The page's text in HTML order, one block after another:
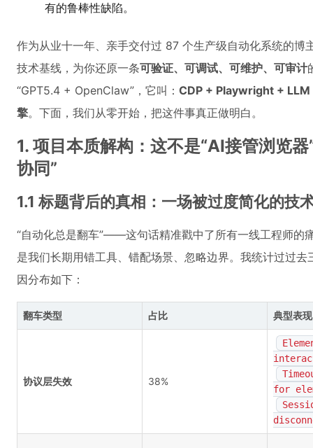
有的鲁棒性缺陷。
作为从业十一年、亲手交付过 87 个生产级自动化系统的博
技术基线，为你还原一条可验证、可调试、可维护、可审计
“GPT5.4 + OpenClaw”，它叫： CDP + Playwright +
擎。下面，我们从零开始，把这件事真正做明白。
1. 项目本质解构：这不是“AI接管浏览
协同”
1.1 标题背后的真相：一场被过度简化的技
“自动化总是翻车”——这句话精准戳中了所有一线工程师的
是我们长期用错工具、错配场景、忽略边界。我统计过过
因分布如下：
翻车类型 占比 典型表现
协议层失效 38%
for